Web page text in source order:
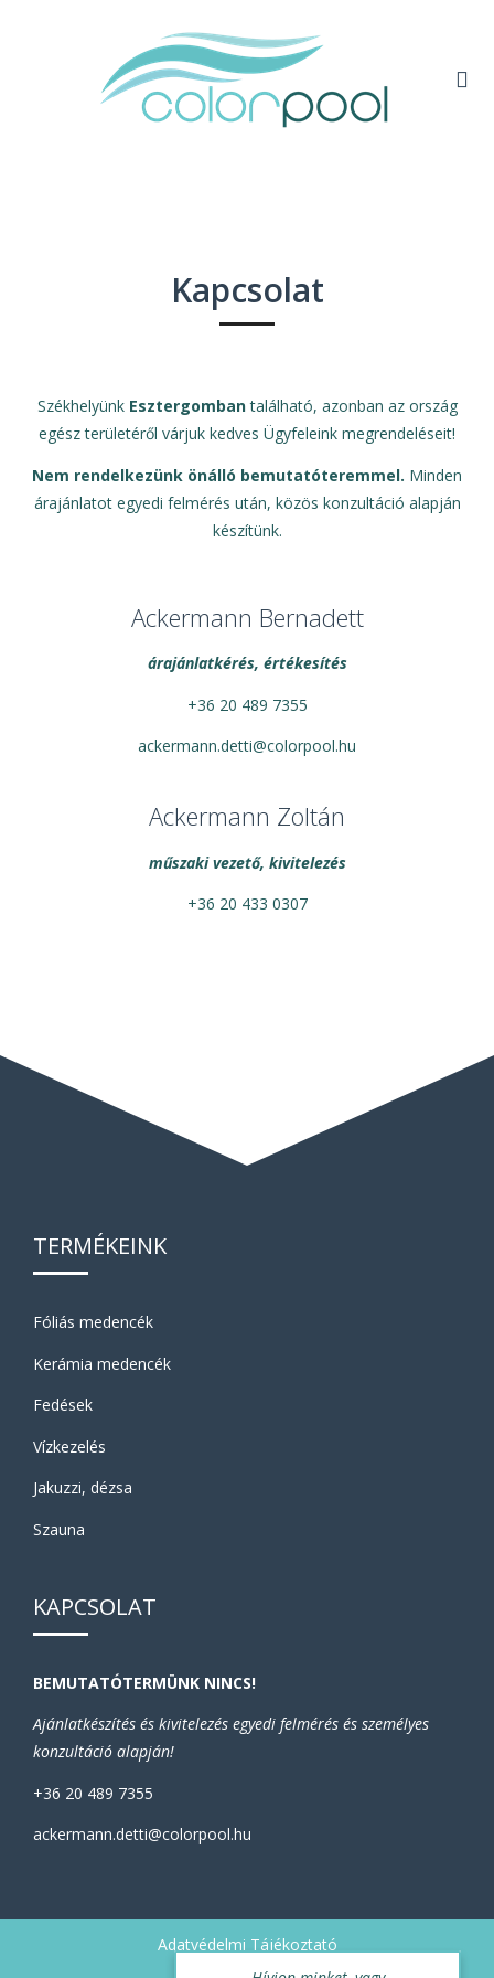
Kapcsolat
Székhelyünk Esztergombantalálható, azonban az ország
egész területéről várjuk kedves Ügyfeleink megrendeléseit!
Nem rendelkezünk önálló bemutatóteremmel. Minden
árajánlatot egyedi felmérés után, közös konzultáció alapján
készítünk.
Ackermann Bernadett
árajánlatkérés, értékesítés
+36 20 489 7355
ackermann.detti@colorpool.hu
Ackermann Zoltán
műszaki vezető, kivitelezés
+36 20 433 0307
TERMÉKEINK
Fóliás medencék
Kerámia medencék
Fedések
Vízkezelés
Jakuzzi, dézsa
Szauna
KAPCSOLAT
BEMUTATÓTERMÜNK NINCS!
Ajánlatkészítés és kivitelezés egyedi felmérés és személyes
konzultáció alapján!
+36 20 489 7355
ackermann.detti@colorpool.hu
Adatvédelmi Tájékoztató